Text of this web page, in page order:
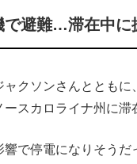
で避難…滞在中に
クソンさんとともに
スカロライナ州に滞
で停電になりそうだ